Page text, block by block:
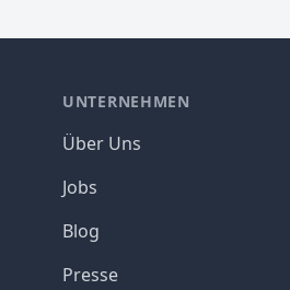
UNTERNEHMEN
Über Uns
Jobs
Blog
Presse